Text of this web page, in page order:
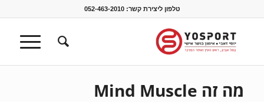
טלפון ליצירת קשר:052-463-2010
מה זה Mind Muscle